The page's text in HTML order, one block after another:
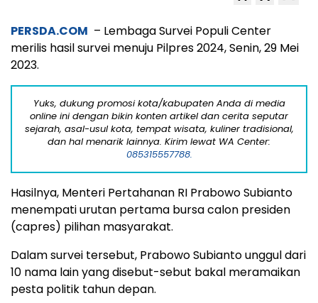
PERSDA.COM – Lembaga Survei Populi Center
merilis hasil survei menuju Pilpres 2024, Senin, 29 Mei
2023.
Yuks, dukung promosi kota/kabupaten Anda di media
online ini dengan bikin konten artikel dan cerita seputar
sejarah, asal-usul kota, tempat wisata, kuliner tradisional,
dan hal menarik lainnya. Kirim lewat WA Center:
085315557788.
Hasilnya, Menteri Pertahanan RI Prabowo Subianto
menempati urutan pertama bursa calon presiden
(capres) pilihan masyarakat.
Dalam survei tersebut, Prabowo Subianto unggul dari
10 nama lain yang disebut-sebut bakal meramaikan
pesta politik tahun depan.